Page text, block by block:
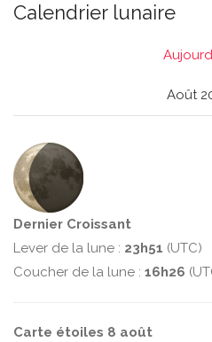
Calendrier lunaire
Août
Dernier Croissant
Lever de la lune : 23h51 (UTC)
Coucher de la lune : 16h26
Carte étoiles 8 août